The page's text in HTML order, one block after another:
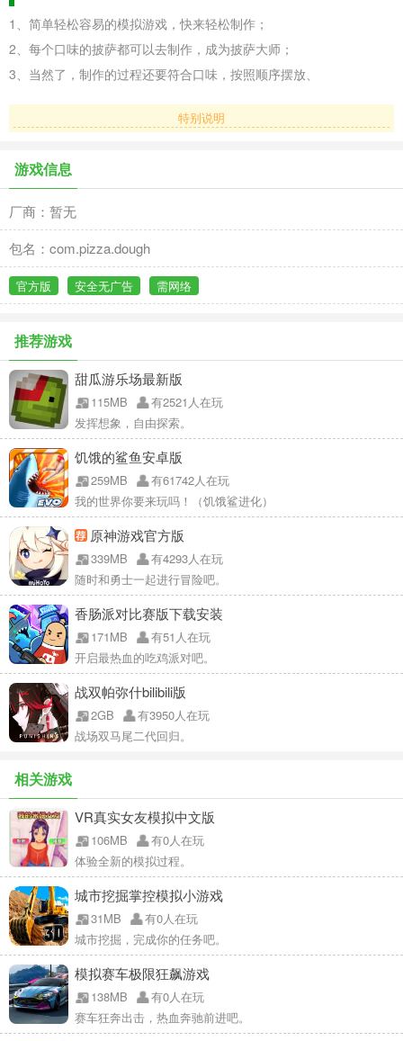
1、简单轻松容易的模拟游戏，快来轻松制作；
2、每个口味的披萨都可以去制作，成为披萨大师；
3、当然了，制作的过程还要符合口味，按照顺序摆放、
特别说明
游戏信息
厂商：暂无
包名：com.pizza.dough
官方版 安全无广告 需网络
推荐游戏
甜瓜游乐场最新版
115MB
有2521人在玩
发挥想象，自由探索。
饥饿的鲨鱼安卓版
259MB
有61742人在玩
我的世界你要来玩吗！（饥饿鲨进化）
原神游戏官方版
339MB
有4293人在玩
随时和勇士一起进行冒险吧。
香肠派对比赛版下载安装
171MB
有51人在玩
开启最热血的吃鸡派对吧。
战双帕弥什bilibili版
2GB
有3950人在玩
战场双马尾二代回归。
相关游戏
VR真实女友模拟中文版
106MB
有0人在玩
体验全新的模拟过程。
城市挖掘掌控模拟小游戏
31MB
有0人在玩
城市挖掘，完成你的任务吧。
模拟赛车极限狂飙游戏
138MB
有0人在玩
赛车狂奔出击，热血奔驰前进吧。